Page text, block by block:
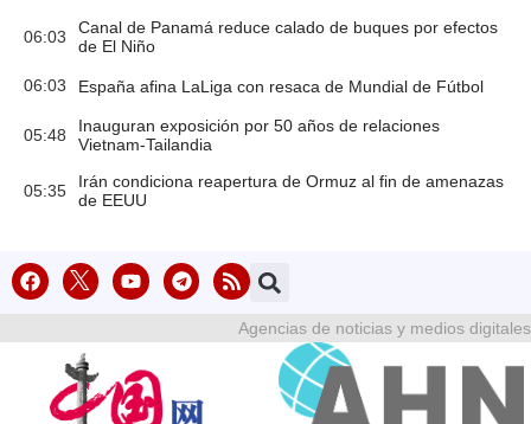
06:03
Canal de Panamá reduce calado de buques por efectos
de El Niño
06:03 España afina LaLiga con resaca de Mundial de Fútbol
05:48
Inauguran exposición por 50 años de relaciones
Vietnam-Tailandia
05:35
Irán condiciona reapertura de Ormuz al fin de amenazas
de EEUU
Agencias de noticias y medios digitales